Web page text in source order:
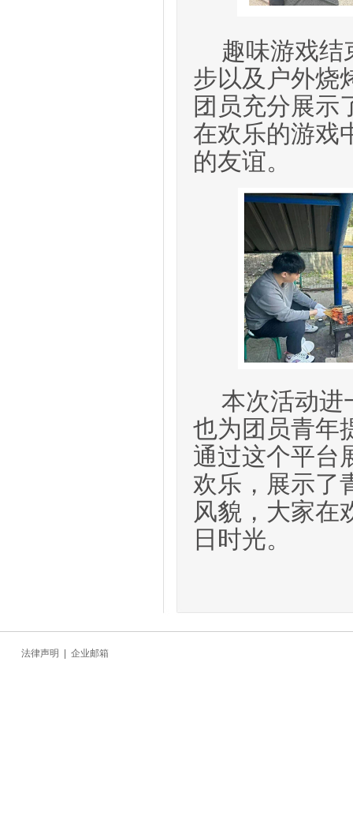
趣味游戏结
步以及户外烧
团员充分展示
在欢乐的游戏
的友谊。
本次活动进
也为 团员青年
通过这个平台
欢乐， 展示了
风貌，大家在
日时光。
法律声明 | 企业邮箱